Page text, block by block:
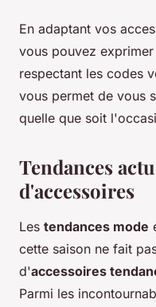
En adaptant vos
vous pouvez
respectant les codes
vous permet de vous
quelle que soit
Tendances
d'accessoires
Les tendances mode
cette saison ne fait
d'accessoires
Parmi les